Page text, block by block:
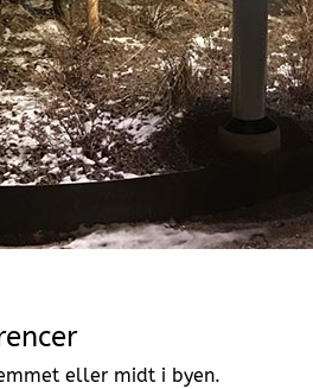
eller midt i byen.